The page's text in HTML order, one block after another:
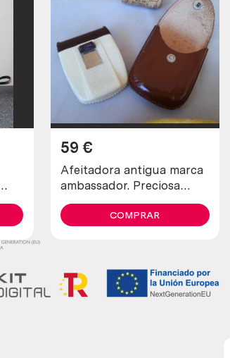
Afeitadora antigua marca
ambassador. Preciosa
pieza de colección
59 €
COMPRAR